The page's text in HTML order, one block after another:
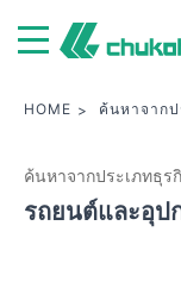
HOME ค้นหาจากป
ค้นหาจากประเภทธุร
รถยนต์และอุป